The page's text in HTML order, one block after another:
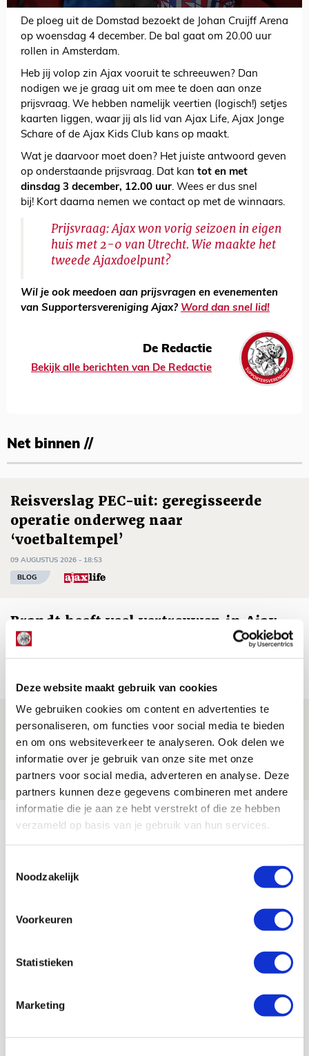
Deze website maakt gebruik van cookies
We gebruiken cookies om content en advertenties te
personaliseren, om functies voor social media te bieden
en om ons websiteverkeer te analyseren. Ook delen we
informatie over je gebruik van onze site met onze
partners voor social media, adverteren en analyse. Deze
partners kunnen deze gegevens combineren met andere
informatie die je aan ze hebt verstrekt of die ze hebben
verzameld op basis van je gebruik van hun services.
Noodzakelijk
Voorkeuren
Statistieken
Marketing
De ploeg uit de Domstad bezoekt de Johan Cruijff Arena
op woensdag 4 december. De bal gaat om 20.00 uur
rollen in Amsterdam.
Heb jij volop zin Ajax vooruit te schreeuwen? Dan
nodigen we je graag uit om mee te doen aan onze
prijsvraag. We hebben namelijk veertien (logisch!) setjes
kaarten liggen, waar jij als lid van Ajax Life, Ajax Jonge
Schare of de Ajax Kids Club kans op maakt.
Wat je daarvoor moet doen? Het juiste antwoord geven
op onderstaande prijsvraag. Dat kan tot en met
dinsdag 3 december, 12.00 uur. Wees er dus snel
bij! Kort daarna nemen we contact op met de winnaars.
Prijsvraag: Ajax won vorig seizoen in eigen
huis met 2-0 van Utrecht. Wie maakte het
tweede Ajaxdoelpunt?
Wil je ook meedoen aan prijsvragen en evenementen
van Supportersvereniging Ajax? Word dan snel lid!
De Redactie
Bekijk alle berichten van De Redactie
Net binnen //
Reisverslag PEC-uit: geregisseerde
operatie onderweg naar
‘voetbaltempel’
09 AUGUSTUS 2026 - 18:53
BLOG
Brandt heeft veel vertrouwen in Ajax
dat steeds beter wordt
09 AUGUSTUS 2026 - 18:14
Míchel: ‘Mentaliteit werd beter nadat
ik wissels erin bracht’
09 AUGUSTUS 2026 - 18:14
NIEUWS
Bekijk meer
AGENDA
Selectiedag ballenjongens/-meiden
SEP